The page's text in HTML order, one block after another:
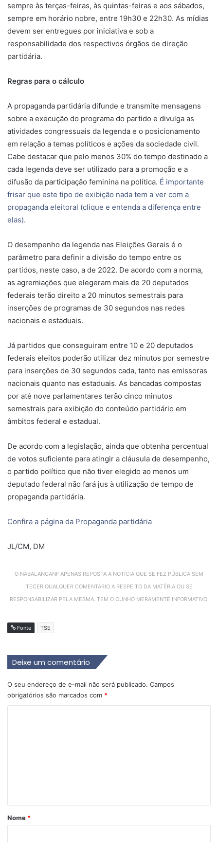
sempre às terças-feiras, às quintas-feiras e aos sábados,
sempre em horário nobre, entre 19h30 e 22h30. As mídias
devem ser entregues por iniciativa e sob a
responsabilidade dos respectivos órgãos de direção
partidária.
Regras para o cálculo
A propaganda partidária difunde e transmite mensagens
sobre a execução do programa do partido e divulga as
atividades congressuais da legenda e o posicionamento
em relação a temas políticos e ações da sociedade civil.
Cabe destacar que pelo menos 30% do tempo destinado a
cada legenda deve ser utilizado para a promoção e a
difusão da participação feminina na política. É importante
frisar que este tipo de exibição nada tem a ver com a
propaganda eleitoral (clique e entenda a diferença entre
elas).
O desempenho da legenda nas Eleições Gerais é o
parâmetro para definir a divisão do tempo entre os
partidos, neste caso, a de 2022. De acordo com a norma,
as agremiações que elegeram mais de 20 deputados
federais terão direito a 20 minutos semestrais para
inserções de programas de 30 segundos nas redes
nacionais e estaduais.
Já partidos que conseguiram entre 10 e 20 deputados
federais eleitos poderão utilizar dez minutos por semestre
para inserções de 30 segundos cada, tanto nas emissoras
nacionais quanto nas estaduais. As bancadas compostas
por até nove parlamentares terão cinco minutos
semestrais para exibição do conteúdo partidário em
âmbitos federal e estadual.
De acordo com a legislação, ainda que obtenha percentual
de votos suficiente para atingir a cláusula de desempenho,
o partido político que não tiver elegido ao menos um
deputado federal não fará jus à utilização de tempo de
propaganda partidária.
Confira a página da Propaganda partidária
JL/CM, DM
O NABALANCANF APENAS REPOSTA A NOTÍCIA QUE SE FEZ PÚBLICA SEM
TECER QUALQUER COMENTÁRIO A RESPEITO DA MATÉRIA OU SE
RESPONSABILIZAR PELA MESMA. TEM O CUNHO MERAMENTE INFORMATIVO.
Fonte TSE
Deixe um comentário
O seu endereço de e-mail não será publicado. Campos
obrigatórios são marcados com *
rNome *